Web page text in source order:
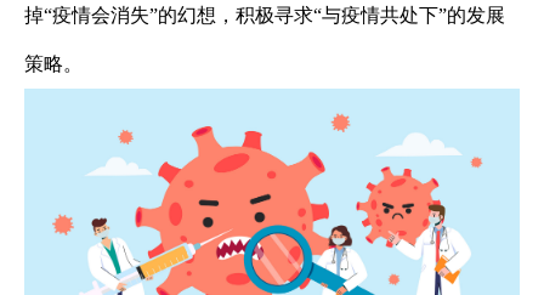
掉“疫情会消失”的幻想，积极寻求“与疫情共处下”的发展
策略。